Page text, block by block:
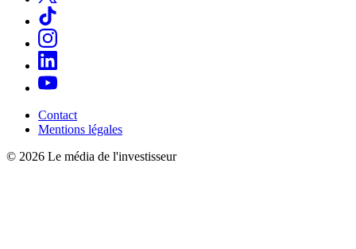
Contact
Mentions légales
© 2026 Le média de l'investisseur